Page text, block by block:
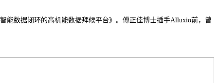
数据闭环的高机能数据拜候平台》。傅正佳博士插手Alluxio前，曾